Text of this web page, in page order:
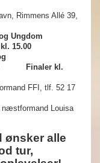
Rimmens Allé 39,
Ungdom
15.00
Finaler kl.
FFI, tlf. 52 17
næstformand Louisa
ønsker alle
tur,